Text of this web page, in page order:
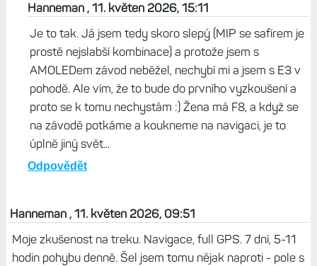
Hanneman , 11. květen 2026, 15:11
Je to tak. Já jsem tedy skoro slepý (MIP se safírem je
prostě nejslabší kombinace) a protože jsem s
AMOLEDem závod neběžel, nechybí mi a jsem s E3 v
pohodě. Ale vím, že to bude do prvního vyzkoušení a
proto se k tomu nechystám :) Žena má F8, a když se
na závodě potkáme a koukneme na navigaci, je to
úplně jiný svět...
Odpovědět
Hanneman , 11. květen 2026, 09:51
Moje zkušenost na treku. Navigace, full GPS. 7 dní, 5-11
hodin pohybu denně. Šel jsem tomu nějak naproti - pole s